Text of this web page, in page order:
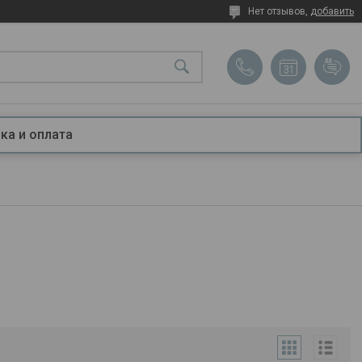
Нет отзывов, добавить
и оплата